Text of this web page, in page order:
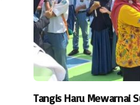
Tangis Haru Mewarnai